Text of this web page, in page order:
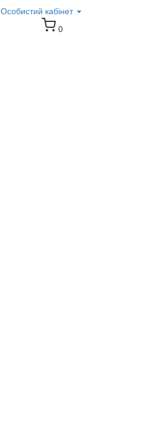
Особистий кабінет
0